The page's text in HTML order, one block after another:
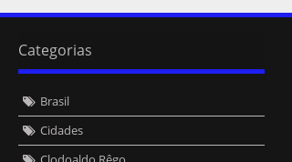
Categorias
Brasil
Cidades